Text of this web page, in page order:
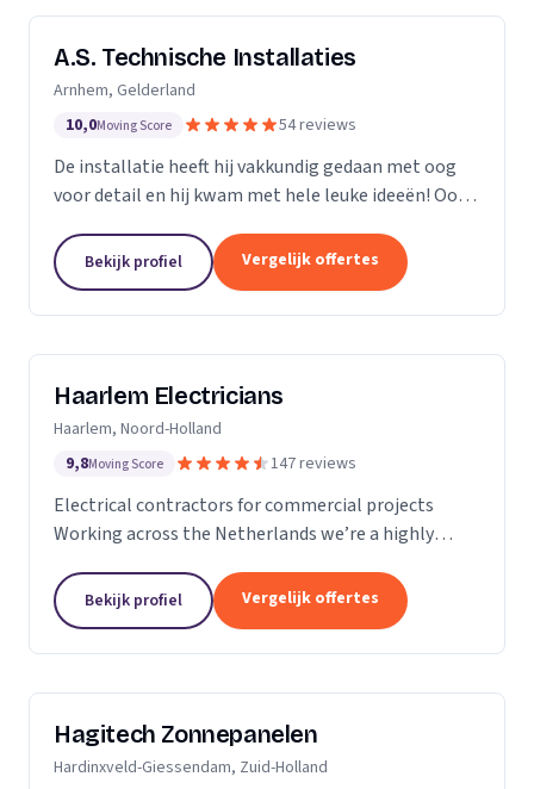
A.S. Technische Installaties
Arnhem, Gelderland
10,0Moving Score 54 reviews
De installatie heeft hij vakkundig gedaan met oog
voor detail en hij kwam met hele leuke ideeën! Ook
levertijden en we konden erg snel met hem...
Bekijk profiel Vergelijk offertes
Haarlem Electricians
Haarlem, Noord-Holland
9,8Moving Score 147 reviews
Electrical contractors for commercial projects
Working across the Netherlands we’re a highly
installation, repair and maintenance of electrical
works in...
Bekijk profiel Vergelijk offertes
Hagitech Zonnepanelen
Hardinxveld-Giessendam, Zuid-Holland